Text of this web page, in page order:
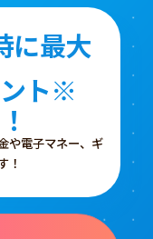
に最大
ト※
や電子マネー、ギ
！